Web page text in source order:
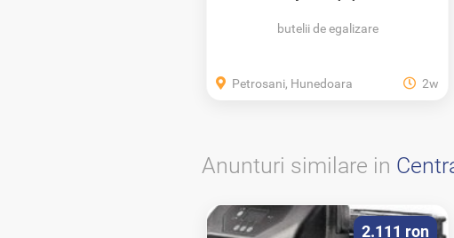
butelii de egalizare
Petrosani, Hunedoara 2w
Anunturi similare in
2.111 ron